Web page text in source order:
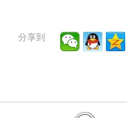
分享到